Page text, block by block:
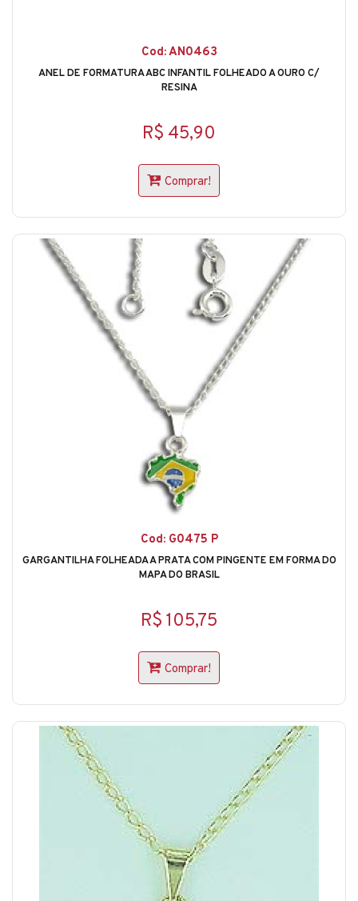
Cod: AN0463
ANEL DE FORMATURA ABC INFANTIL FOLHEADO A OURO C/
RESINA
R$ 45,90
Comprar!
Cod: G0475 P
GARGANTILHA FOLHEADA A PRATA COM PINGENTE EM FORMA DO
MAPA DO BRASIL
R$ 105,75
Comprar!